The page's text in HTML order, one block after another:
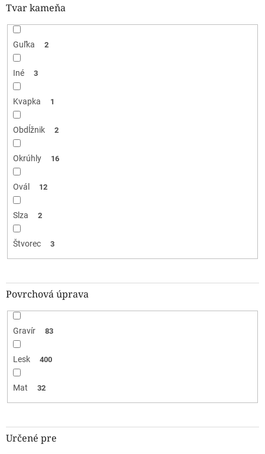
Tvar kameňa
Guľka 2
Iné 3
Kvapka 1
Obdĺžnik 2
Okrúhly 16
Ovál 12
Slza 2
Štvorec 3
Povrchová úprava
Gravír 83
Lesk 400
Mat 32
Určené pre